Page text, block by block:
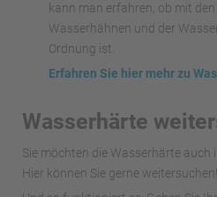
kann man erfahren, ob mit
Wasserhähnen und der
Ordnung ist.
Erfahren Sie hier mehr zu
Wasserhärte
Sie möchten die Wasserhärte auch
Hier können Sie gerne weitersuchen!